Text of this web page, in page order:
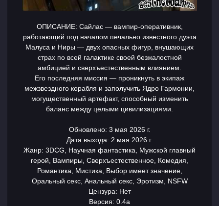
ОПИСАНИЕ: Сайлас — вампир-оперативник,
работающий под началом печально известного дуэта
Малуса и Ниры — двух опасных фигур, внушающих
страх по всей галактике своей безжалостной
амбицией и сверхъестественным влиянием.
Его последняя миссия — проникнуть в экипаж
межзвездного корабля и заполучить Ядро Гармонии,
могущественный артефакт, способный изменить
баланс между целыми цивилизациями.
Обновлено: 3 мая 2026 г.
Дата выхода: 2 мая 2026 г.
Жанр: 3DCG, Научная фантастика, Мужской главный
герой, Вампиры, Сверхъестественное, Комедия,
Романтика, Мистика, Выбор имеет значение,
Оральный секс, Анальный секс, Эротизм, NSFW
Цензура: Нет
Версия: 0.4a